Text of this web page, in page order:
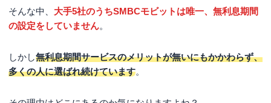
そんな中、 大手5社のうちSMBCモビットは唯一、無利息期間
の設定をしていません。
しかし無利息期間サービスのメリットが無いにもかかわらず、
多くの人に選ばれ続けています。